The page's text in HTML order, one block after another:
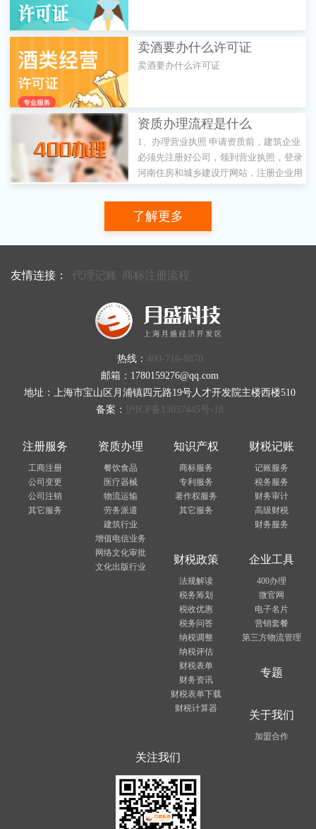
卖酒要办什么许可证
卖酒要办什么许可证
资质办理流程是什么
1、办理营业执照 申请资质前，建筑企业
必须先注册好公司，领到营业执照，登录
河南住房和城乡建设厅网站，注册企业用
了解更多
友情连接： 代理记账 商标注册流程
热线： 400-716-8870
邮箱：1780159276@qq.com
地址：上海市宝山区月浦镇四元路19号人才开发院主楼西楼510
备案： 沪ICP备13037445号-18
注册服务
工商注册
公司变更
公司注销
其它服务
资质办理
餐饮食品
医疗器械
物流运输
劳务派遣
建筑行业
增值电信业务
网络文化审批
文化出版行业
知识产权
商标服务
专利服务
著作权服务
其它服务
财税记账
记账服务
税务服务
财务审计
高级财税
财务服务
财税政策
法规解读
税务筹划
税收优惠
税务问答
纳税调整
纳税评估
财税表单
财务资讯
财税表单下载
财税计算器
企业工具
400办理
微官网
电子名片
营销套餐
第三方物流管理
专题
关于我们
加盟合作
关注我们